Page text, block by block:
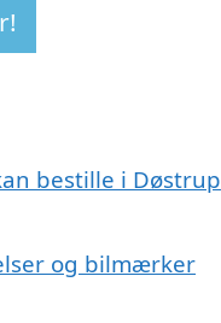
bestille i Døstrup
og bilmærker